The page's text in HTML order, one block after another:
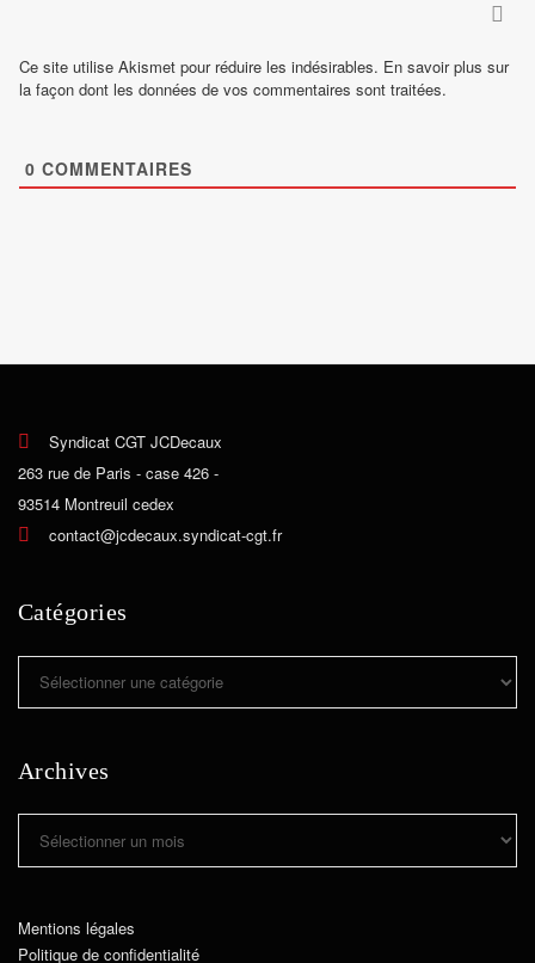
Ce site utilise Akismet pour réduire les indésirables. En savoir plus sur
la façon dont les données de vos commentaires sont traitées.
0 COMMENTAIRES
Syndicat CGT JCDecaux
263 rue de Paris - case 426 -
93514 Montreuil cedex
contact@jcdecaux.syndicat-cgt.fr
Catégories
Archives
Mentions légales
Politique de confidentialité